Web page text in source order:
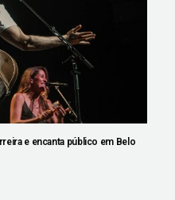
e encanta público em Belo